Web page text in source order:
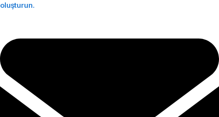
oluşturun.